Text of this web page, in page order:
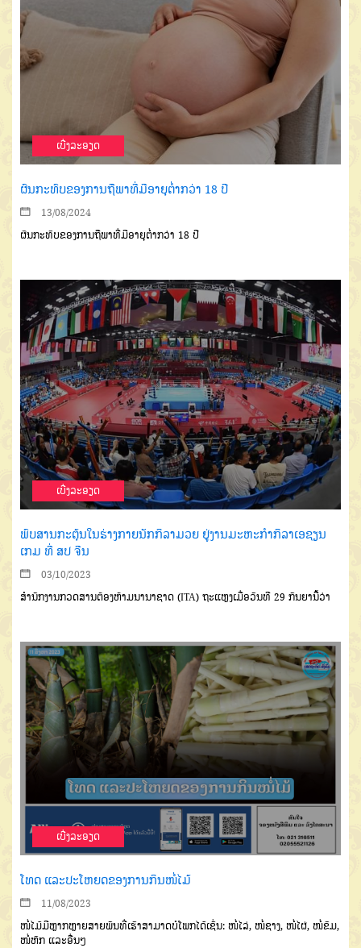
ເບີ່ງລະອຽດ
ຜົນກະທົບຂອງການຖືພາທີ່ມີອາຍຸຕໍ່າກວ່າ 18 ປີ
13/08/2024
ຜົນກະທົບຂອງການຖືພາທີ່ມີອາຍຸຕໍ່າກວ່າ 18 ປີ
ເບີ່ງລະອຽດ
ພົບສານກະຕຸ້ນໃນຮ່າງກາຍນັກກິລາມວຍ ຢູ່ງານມະຫະກຳກິລາເອຊຽນ
ເກມ ທີ່ ສປ ຈີນ
03/10/2023
ສໍານັກງານກວດສານຕ້ອງຫ້າມນານາຊາດ (ITA) ຖະແຫຼງເມື່ອວັນທີ 29 ກັນຍານີ້ວ່າ
ເບີ່ງລະອຽດ
ໂທດ ແລະປະໂຫຍດຂອງການກິນໜໍ່ໄມ້
11/08/2023
ໜໍ່ໄມ້ມີຫຼາກຫຼາຍສາຍພັນທີ່ເຮົາສາມາດບໍໂພກໄດ້ເຊັ່ນ: ໜໍ່ໄລ່, ໜໍ່ຊາງ, ໜໍ່ໄຜ່, ໜໍ່ຂົມ,
ໜໍ່ຫົກ ແລະອື່ນໆ